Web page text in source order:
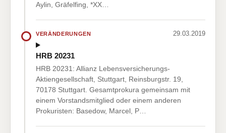
Aylin, Gräfelfing, *XX…
VERÄNDERUNGEN 29.03.2019
HRB 20231
HRB 20231: Allianz Lebensversicherungs-
Aktiengesellschaft, Stuttgart, Reinsburgstr. 19,
70178 Stuttgart. Gesamtprokura gemeinsam mit
einem Vorstandsmitglied oder einem anderen
Prokuristen: Basedow, Marcel, P…